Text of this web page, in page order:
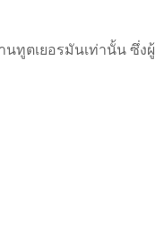
นทูตเยอรมันเท่านั้น ซึ่